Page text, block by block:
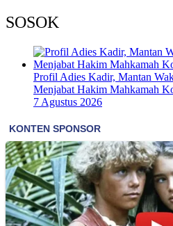
SOSOK
Profil Adies Kadir, Mantan
Menjabat Hakim Mahkamah
7 Agustus 2026